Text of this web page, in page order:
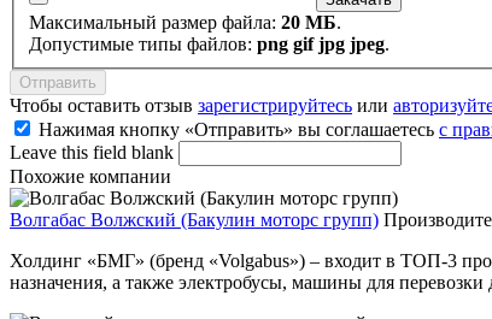
Максимальный размер файла: 20 МБ.
Допустимые типы файлов: png gif jpg jpeg.
Чтобы оставить отзыв зарегистрируйтесь или
Нажимая кнопку «Отправить» вы соглашаетесь с
Leave this field blank
Похожие компании
Волгабас Волжский (Бакулин моторс групп)
Холдинг «БМГ» (бренд «Volgabus») – входит в ТОП-3
назначения, а также электробусы, машины для перевозки